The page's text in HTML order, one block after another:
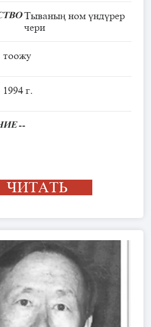
Тываның ном үндүрер
чери
тоожу
1994 г.
--